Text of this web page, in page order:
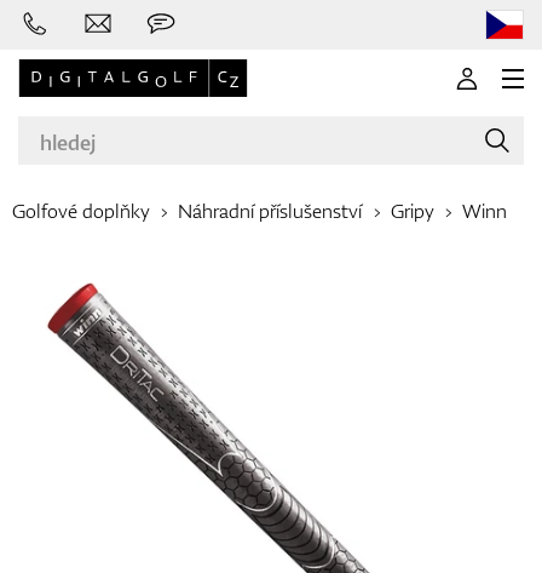
Oblečení
Golfové doplňky Náhradní příslušenství Gripy Winn